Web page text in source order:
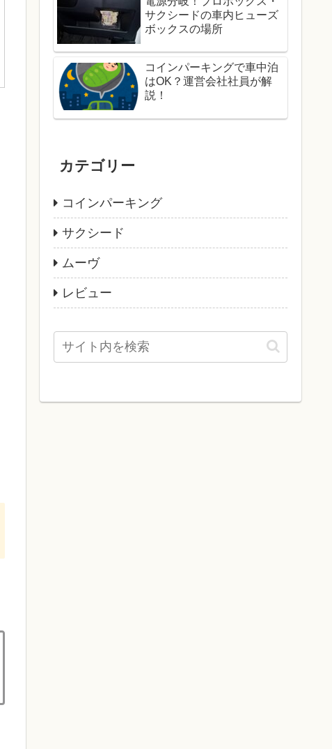
サクシードの車内ヒューズ
ボックスの場所
コインパーキングで車中泊
はOK？運営会社社員が解
説！
カテゴリー
コインパーキング
サクシード
ムーヴ
レビュー